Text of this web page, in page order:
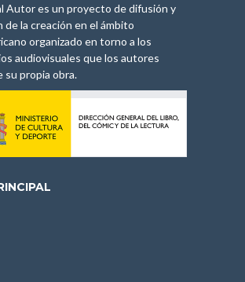
Autor es un proyecto de difusión y
de la creación en el ámbito
organizado en torno a los
audiovisuales que los autores
su propia obra.